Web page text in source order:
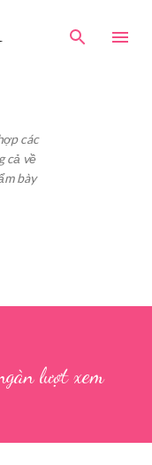
các
cả về
bày
lượt xem